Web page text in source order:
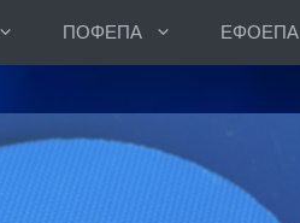
ΠΟΦΕΠΑ ΕΦΟΕΠΑ